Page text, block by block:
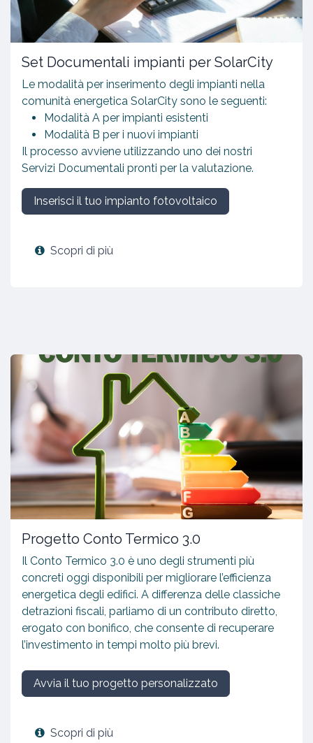
Set Documentali impianti per SolarCity
Le modalità per inserimento degli impianti nella
comunità energetica SolarCity sono le seguenti:
Modalità A per impianti esistenti
Modalità B per i nuovi impianti
Il processo avviene utilizzando uno dei nostri
Servizi Documentali pronti per la valutazione.
Inserisci il tuo impianto fotovoltaico
Scopri di più
Progetto Conto Termico 3.0
Il Conto Termico 3.0 è uno degli strumenti più
concreti oggi disponibili per migliorare l’efficienza
energetica degli edifici. A differenza delle classiche
detrazioni fiscali, parliamo di un contributo diretto,
erogato con bonifico, che consente di recuperare
l’investimento in tempi molto più brevi.
Avvia il tuo progetto personalizzato
Scopri di più